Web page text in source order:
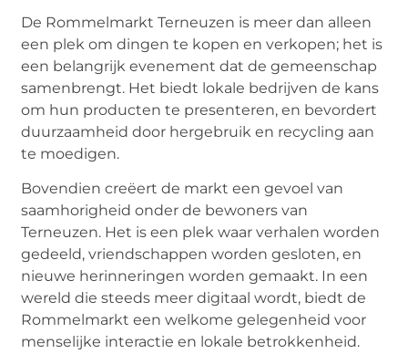
De Rommelmarkt Terneuzen is meer dan alleen
een plek om dingen te kopen en verkopen; het is
een belangrijk evenement dat de gemeenschap
samenbrengt. Het biedt lokale bedrijven de kans
om hun producten te presenteren, en bevordert
duurzaamheid door hergebruik en recycling aan
te moedigen.
Bovendien creëert de markt een gevoel van
saamhorigheid onder de bewoners van
Terneuzen. Het is een plek waar verhalen worden
gedeeld, vriendschappen worden gesloten, en
nieuwe herinneringen worden gemaakt. In een
wereld die steeds meer digitaal wordt, biedt de
Rommelmarkt een welkome gelegenheid voor
menselijke interactie en lokale betrokkenheid.